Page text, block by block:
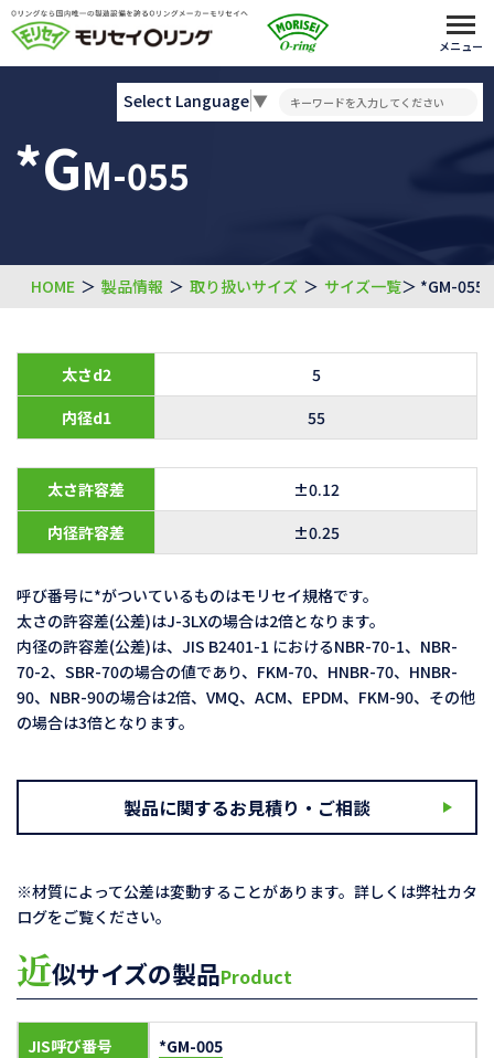
メニュー
*GM-055
Select Language▼
HOME ＞ 製品情報 ＞ 取り扱いサイズ ＞ サイズ一覧＞ *GM-055
太さd2
5
内径d1
55
太さ許容差
±0.12
内径許容差
±0.25
呼び番号に*がついているものはモリセイ規格です。
太さの許容差(公差)はJ-3LXの場合は2倍となります。
内径の許容差(公差)は、JIS B2401-1 におけるNBR-70-1、NBR-
70-2、SBR-70の場合の値であり、FKM-70、HNBR-70、HNBR-
90、NBR-90の場合は2倍、VMQ、ACM、EPDM、FKM-90、その他
の場合は3倍となります。
製品に関するお見積り・ご相談
※材質によって公差は変動することがあります。詳しくは弊社カタ
ログをご覧ください。
近似サイズの製品Product
JIS呼び番号 *GM-005